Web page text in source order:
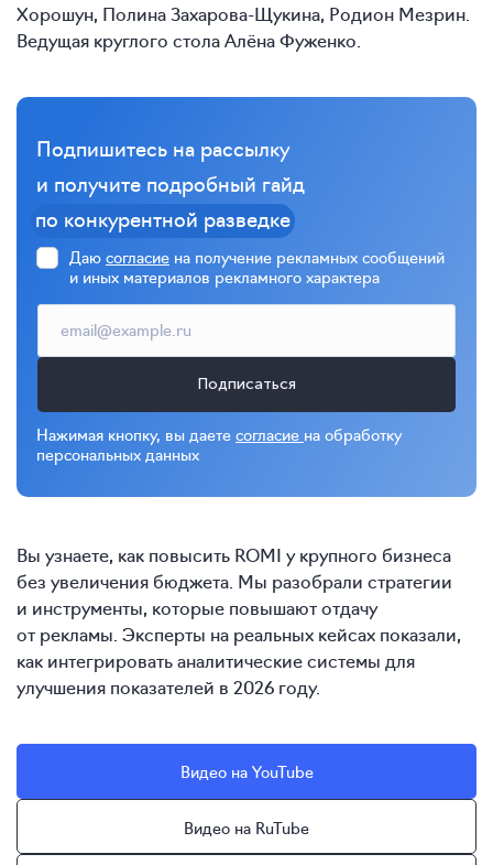
Хорошун, Полина Захарова-Щукина, Родион Мезрин.
Ведущая круглого стола Алёна Фуженко.
Подпишитесь на рассылку
и получите подробный гайд
по конкурентной разведке
Даю согласие на получение рекламных сообщений
и иных материалов рекламного характера
Подписаться
Нажимая кнопку, вы даете согласие на обработку
персональных данных
Вы узнаете, как повысить ROMI у крупного бизнеса
без увеличения бюджета. Мы разобрали стратегии
и инструменты, которые повышают отдачу
от рекламы. Эксперты на реальных кейсах показали,
как интегрировать аналитические системы для
улучшения показателей в 2026 году.
Видео на YouTube
Видео на RuTube